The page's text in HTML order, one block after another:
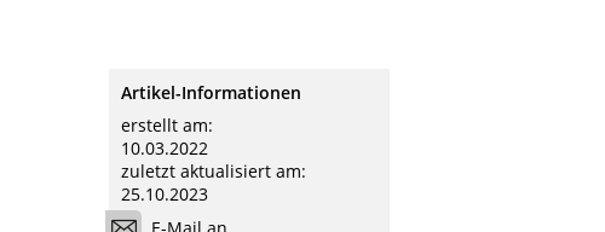
Artikel-Informationen
erstellt am:
10.03.2022
zuletzt aktualisiert am:
25.10.2023